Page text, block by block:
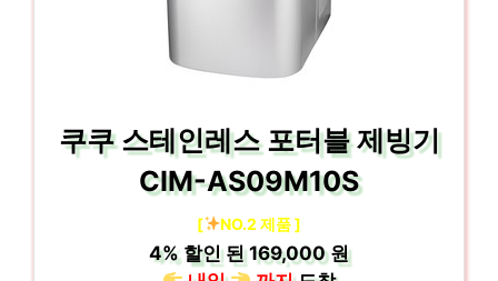
쿠쿠 스테인레스 포터블 제빙기
CIM-AS09M10S
[ NO.2 제품 ]
4% 할인 된169,000 원